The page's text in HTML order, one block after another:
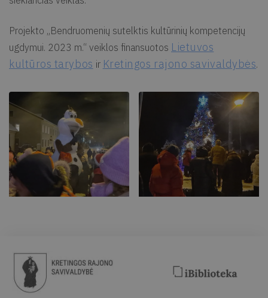
Projekto „Bendruomenių sutelktis kultūrinių kompetencijų
ugdymui. 2023 m.“ veiklos finansuotos Lietuvos
kultūros tarybos ir Kretingos rajono savivaldybės.